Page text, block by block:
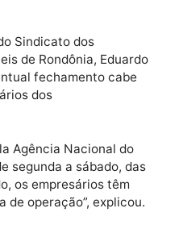
dos postos de
de novas
alternativa concreta
que a nova
do Sindicato dos
de Rondônia,
fechamento cabe
dos